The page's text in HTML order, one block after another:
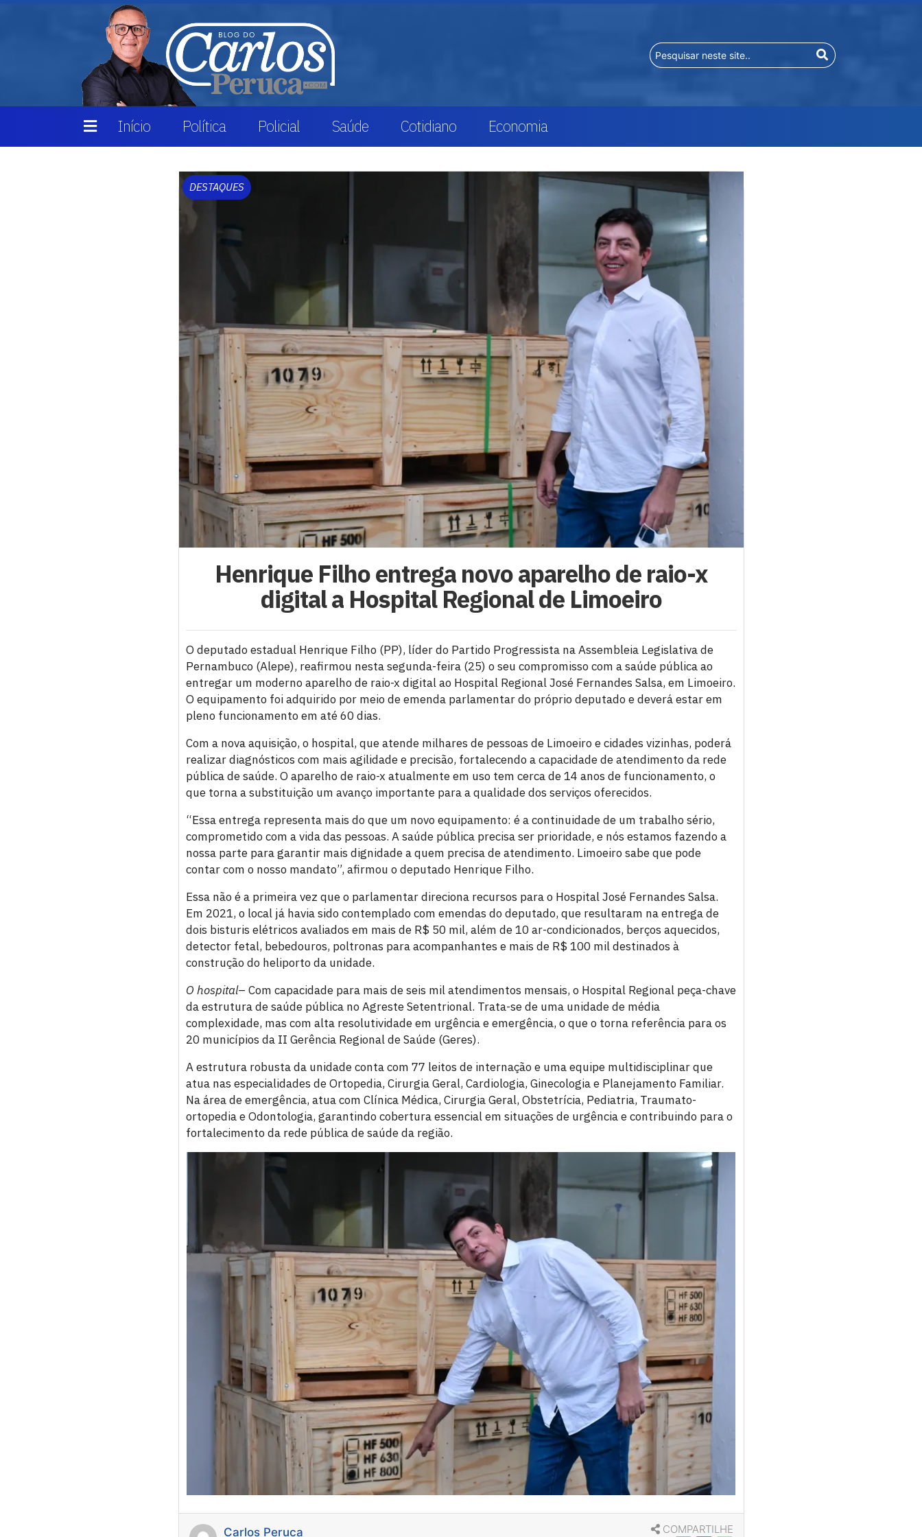
Início Política Policial Saúde Cotidiano Economia
DESTAQUES
Henrique Filho entrega novo aparelho de raio-x
digital a Hospital Regional de Limoeiro
O deputado estadual Henrique Filho (PP), líder do Partido Progressista na Assembleia Legislativa de
Pernambuco (Alepe), reafirmou nesta segunda-feira (25) o seu compromisso com a saúde pública ao
entregar um moderno aparelho de raio-x digital ao Hospital Regional José Fernandes Salsa, em Limoeiro.
O equipamento foi adquirido por meio de emenda parlamentar do próprio deputado e deverá estar em
pleno funcionamento em até 60 dias.
Com a nova aquisição, o hospital, que atende milhares de pessoas de Limoeiro e cidades vizinhas, poderá
realizar diagnósticos com mais agilidade e precisão, fortalecendo a capacidade de atendimento da rede
pública de saúde. O aparelho de raio-x atualmente em uso tem cerca de 14 anos de funcionamento, o
que torna a substituição um avanço importante para a qualidade dos serviços oferecidos.
“Essa entrega representa mais do que um novo equipamento: é a continuidade de um trabalho sério,
comprometido com a vida das pessoas. A saúde pública precisa ser prioridade, e nós estamos fazendo a
nossa parte para garantir mais dignidade a quem precisa de atendimento. Limoeiro sabe que pode
contar com o nosso mandato”, afirmou o deputado Henrique Filho.
Essa não é a primeira vez que o parlamentar direciona recursos para o Hospital José Fernandes Salsa.
Em 2021, o local já havia sido contemplado com emendas do deputado, que resultaram na entrega de
dois bisturis elétricos avaliados em mais de R$ 50 mil, além de 10 ar-condicionados, berços aquecidos,
detector fetal, bebedouros, poltronas para acompanhantes e mais de R$ 100 mil destinados à
construção do heliporto da unidade.
O hospital– Com capacidade para mais de seis mil atendimentos mensais, o Hospital Regional peça-chave
da estrutura de saúde pública no Agreste Setentrional. Trata-se de uma unidade de média
complexidade, mas com alta resolutividade em urgência e emergência, o que o torna referência para os
20 municípios da II Gerência Regional de Saúde (Geres).
A estrutura robusta da unidade conta com 77 leitos de internação e uma equipe multidisciplinar que
atua nas especialidades de Ortopedia, Cirurgia Geral, Cardiologia, Ginecologia e Planejamento Familiar.
Na área de emergência, atua com Clínica Médica, Cirurgia Geral, Obstetrícia, Pediatria, Traumato-
ortopedia e Odontologia, garantindo cobertura essencial em situações de urgência e contribuindo para o
fortalecimento da rede pública de saúde da região.
Carlos Peruca COMPARTILHE